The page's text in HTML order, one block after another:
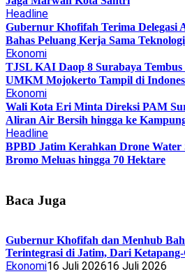
Headline
Gubernur Khofifah Terima Delegasi
Bahas Peluang Kerja Sama
Ekonomi
TJSL KAI Daop 8 Surabaya
UMKM Mojokerto Tampil di
Ekonomi
Wali Kota Eri Minta Direksi PAM
Aliran Air Bersih hingga ke
Headline
BPBD Jatim Kerahkan Drone
Bromo Meluas hingga 70 Hektare
Baca Juga
Gubernur Khofifah dan Menhub
Terintegrasi di Jatim, Dari
Ekonomi16 Juli 202616 Juli 2026